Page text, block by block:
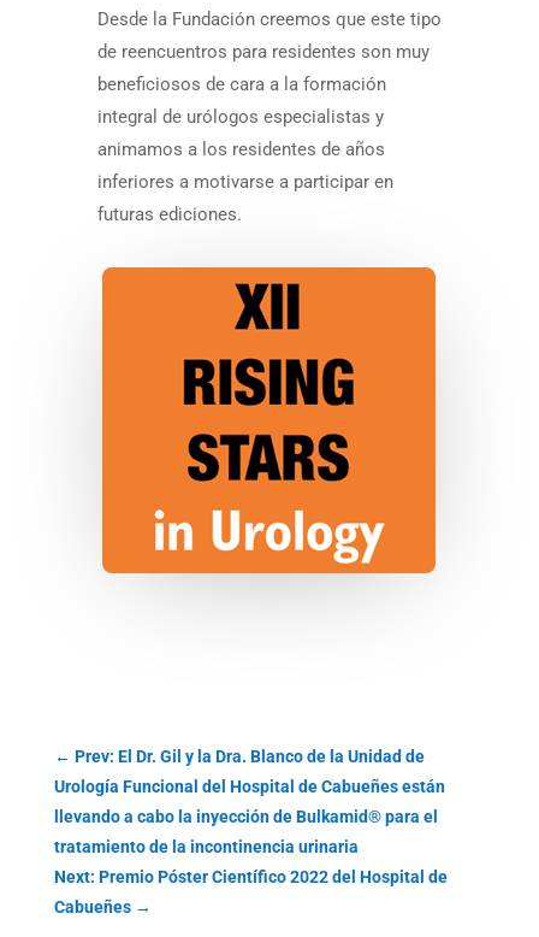
Desde la Fundación creemos que este tipo
de reencuentros para residentes son muy
beneficiosos de cara a la formación
integral de urólogos especialistas y
animamos a los residentes de años
inferiores a motivarse a participar en
futuras ediciones.
← Prev: El Dr. Gil y la Dra. Blanco de la Unidad de
Urología Funcional del Hospital de Cabueñes están
llevando a cabo la inyección de Bulkamid® para el
tratamiento de la incontinencia urinaria
Next: Premio Póster Científico 2022 del Hospital de
Cabueñes→